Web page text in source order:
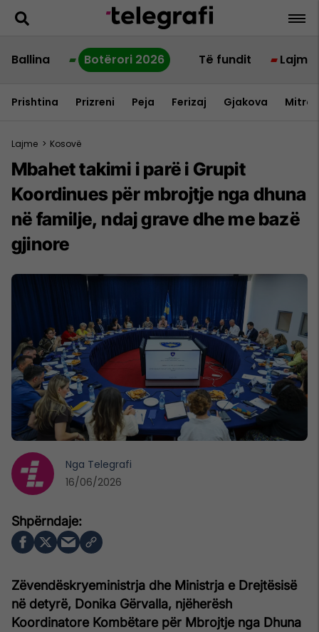
Ballina Botërori 2026 Të fundit Lajme
Prishtina Prizreni Peja Ferizaj Gjakova
Lajme > Kosovë
Mbahet takimi i parë i Grupit
Koordinues për mbrojtje nga dhuna
në familje, ndaj grave dhe me bazë
gjinore
Zëvendëskryeministrja dhe Ministrja e Drejtësisë
në detyrë, Donika Gërvalla, njëherësh
Koordinatore Kombëtare për Mbrojtje nga Dhuna
Nga Telegrafi
16/06/2026